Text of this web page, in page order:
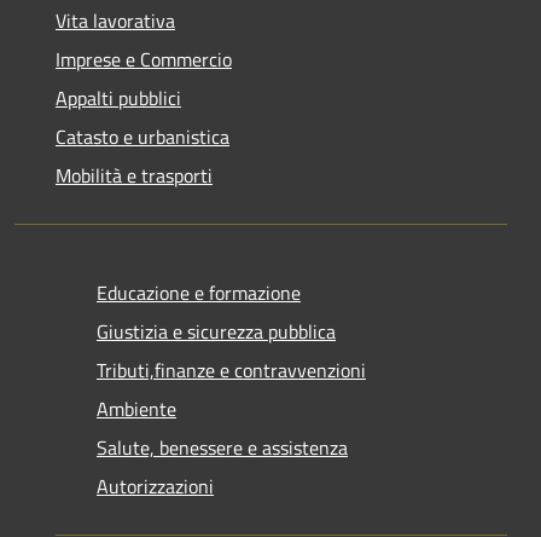
Vita lavorativa
Imprese e Commercio
Appalti pubblici
Catasto e urbanistica
Mobilità e trasporti
Educazione e formazione
Giustizia e sicurezza pubblica
Tributi,finanze e contravvenzioni
Ambiente
Salute, benessere e assistenza
Autorizzazioni